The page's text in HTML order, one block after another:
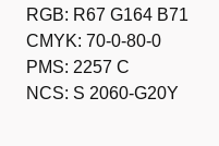
RGB: R67 G164 B71
CMYK: 70-0-80-0
PMS: 2257 C
NCS: S 2060-G20Y